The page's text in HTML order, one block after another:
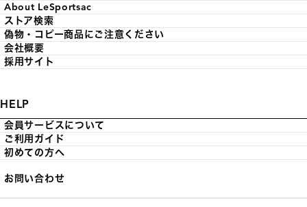
About LeSportsac
ストア検索
偽物・コピー商品にご注意ください
会社概要
採用サイト
HELP
会員サービスについて
ご利用ガイド
初めての方へ
お問い合わせ